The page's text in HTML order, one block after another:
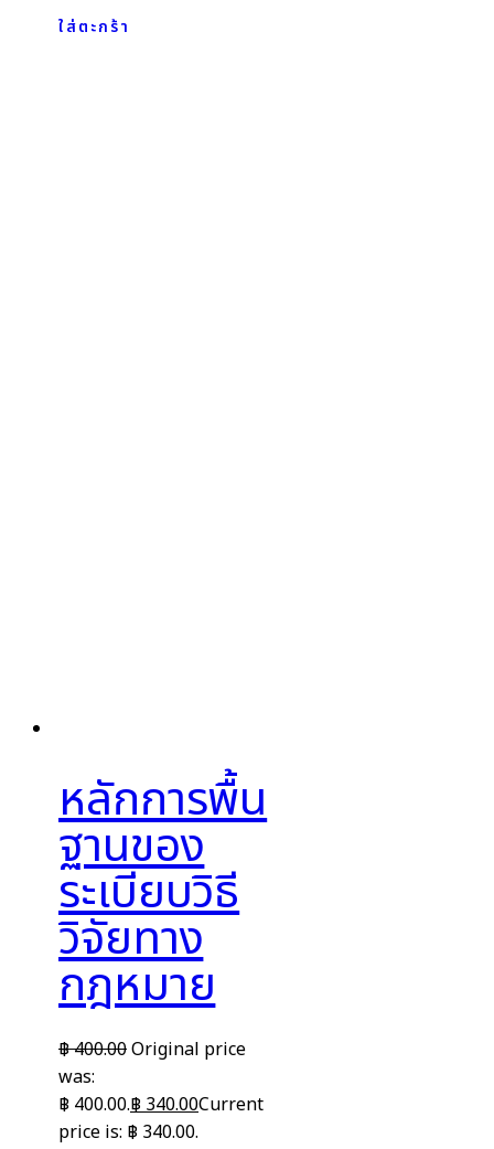
ใส่ตะกร้า
หลักการพื้น
ฐานของ
ระเบียบวิธี
วิจัยทาง
กฎหมาย
฿400.00Original price
was:
฿ 400.00.฿ 340.00Current
price is: ฿ 340.00.